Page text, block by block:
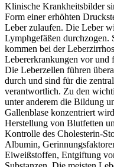
Klinische Krankheitsbilder
Form einer erhöhten
Leber zulaufen. Die Leber
Lymphgefäßen durchzogen.
kommen bei der
Lebererkrankungen vor und
Die Leberzellen führen
durch und sind für die
verantwortlich. Zu den
unter anderem die Bildung
Gallenblase konzentriert
Herstellung von Blutfetten
Kontrolle des Cholesterin-
Albumin,
Eiweißstoffen, Entgiftung